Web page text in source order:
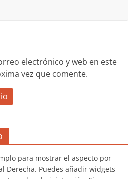
electrónico y web en este
vez que comente.
para mostrar el aspecto por
Derecha. Puedes añadir widgets